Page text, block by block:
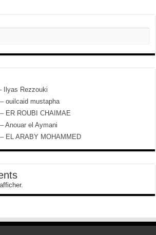
Ilyas Rezzouki
ouilcaid mustapha
ER ROUBI CHAIMAE
Anouar el Aymani
EL ARABY MOHAMMED